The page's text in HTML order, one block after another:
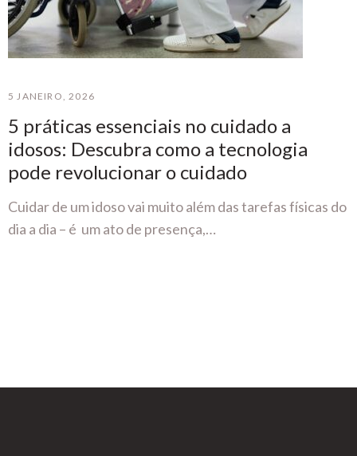
5 práticas essenciais no cuidado a
idosos: Descubra como a tecnologia
pode revolucionar o cuidado
5 JANEIRO, 2026
Cuidar de um idoso vai muito além das tarefas físicas do
dia a dia – é um ato de presença,…